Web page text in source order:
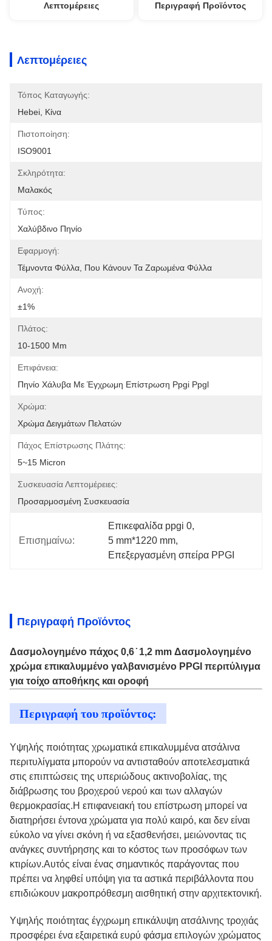
Λεπτομέρειες Περιγραφή Προϊόντος
Λεπτομέρειες
Τόπος Καταγωγής:
Hebei, Κίνα
Πιστοποίηση:
ISO9001
Σκληρότητα:
Μαλακός
Τύπος:
Χαλύβδινο Πηνίο
Εφαρμογή:
Τέμνοντα Φύλλα, Που Κάνουν Τα Ζαρωμένα Φύλλα
Ανοχή:
±1%
Πλάτος:
10-1500 Mm
Επιφάνεια:
Πηνίο Χάλυβα Με Έγχρωμη Επίστρωση Ppgi Ppgl
Χρώμα:
Χρώμα Δειγμάτων Πελατών
Πάχος Επίστρωσης Πλάτης:
5~15 Micron
Συσκευασία Λεπτομέρειες:
Προσαρμοσμένη Συσκευασία
Επισημαίνω:
Επικεφαλίδα ppgi 0,
5 mm*1220 mm,
Επεξεργασμένη σπείρα PPGI
Περιγραφή Προϊόντος
Δασμολογημένο πάχος 0,6 ̇ 1,2 mm Δασμολογημένο
χρώμα επικαλυμμένο γαλβανισμένο PPGI περιτύλιγμα
για τοίχο αποθήκης και οροφή
Περιγραφή του προϊόντος:
Υψηλής ποιότητας χρωματικά επικαλυμμένα ατσάλινα
περιτυλίγματα μπορούν να αντισταθούν αποτελεσματικά
στις επιπτώσεις της υπεριώδους ακτινοβολίας, της
διάβρωσης του βροχερού νερού και των αλλαγών
θερμοκρασίας.Η επιφανειακή του επίστρωση μπορεί να
διατηρήσει έντονα χρώματα για πολύ καιρό, και δεν είναι
εύκολο να γίνει σκόνη ή να εξασθενήσει, μειώνοντας τις
ανάγκες συντήρησης και το κόστος των προσόφων των
κτιρίων.Αυτός είναι ένας σημαντικός παράγοντας που
πρέπει να ληφθεί υπόψη για τα αστικά περιβάλλοντα που
επιδιώκουν μακροπρόθεσμη αισθητική στην αρχιτεκτονική.
Υψηλής ποιότητας έγχρωμη επικάλυψη ατσάλινης τροχιάς
προσφέρει ένα εξαιρετικά ευρύ φάσμα επιλογών χρώματος